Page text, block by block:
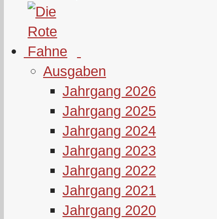
Ausgaben
Jahrgang 2026
Jahrgang 2025
Jahrgang 2024
Jahrgang 2023
Jahrgang 2022
Jahrgang 2021
Jahrgang 2020